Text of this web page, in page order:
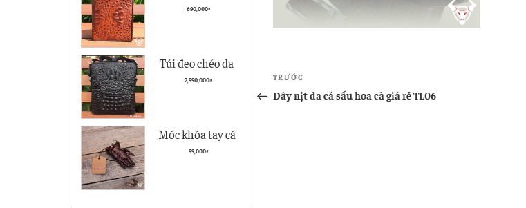
Điều
hướng
Bài
cũ
TRƯỚC
Dây nịt da cá sấu hoa cà giá rẻ TL06
cà giá rẻ BCS05
690,000₫
Túi đeo chéo da
nam Vân Cá Sấu
2,990,000₫
Móc khóa tay cá
sấu Hà Nội giá rẻ
99,000₫